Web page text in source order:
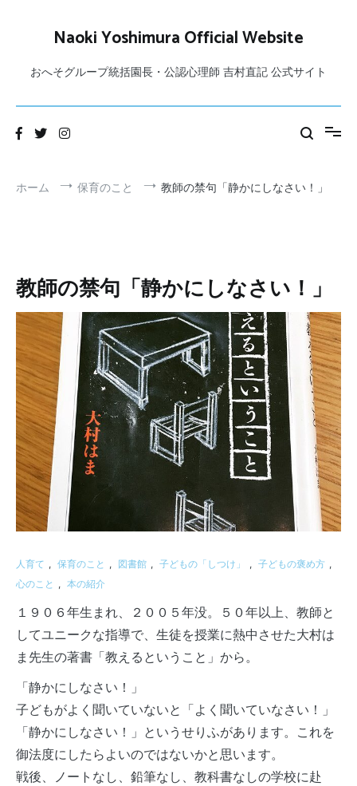
Naoki Yoshimura Official Website
おへそグループ統括園長・公認心理師 吉村直記 公式サイト
ホーム 保育のこと 教師の禁句「静かにしなさい！」
教師の禁句「静かにしなさい！」
人育て , 保育のこと , 図書館 , 子どもの「しつけ」 , 子どもの褒め方 ,
心のこと , 本の紹介
１９０６年生まれ、２００５年没。５０年以上、教師と
してユニークな指導で、生徒を授業に熱中させた大村は
ま先生の著書「教えるということ」から。
「静かにしなさい！」
子どもがよく聞いていないと「よく聞いていなさい！」
「静かにしなさい！」というせりふがあります。これを
御法度にしたらよいのではないかと思います。
戦後、ノートなし、鉛筆なし、教科書なしの学校に赴